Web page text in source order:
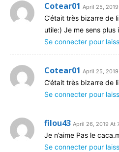
Cotear01 April 25,
C’était très bizarre de
utile:) Je me sens plus
Se connecter pour
Cotear01 April 25,
C’était très bizarre de
Se connecter pour
filou43 April 26, 2019 At
Je n’aime Pas le
Se connecter pour